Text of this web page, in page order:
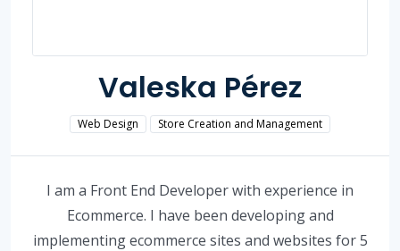
Valeska Pérez
Web Design Store Creation and Management
I am a Front End Developer with experience in
Ecommerce. I have been developing and
implementing ecommerce sites and websites for 5